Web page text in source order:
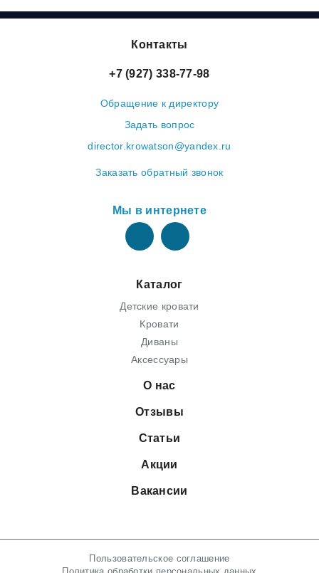
Контакты
+7 (927) 338-77-98
Обращение к директору
Задать вопрос
director.krowatson@yandex.ru
Заказать обратный звонок
Мы в интернете
Каталог
Детские кровати
Кровати
Диваны
Аксессуары
О нас
Отзывы
Статьи
Акции
Вакансии
Пользовательское соглашение